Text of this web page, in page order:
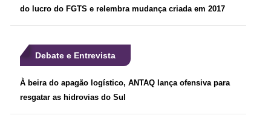
do lucro do FGTS e relembra mudança criada em 2017
Debate e Entrevista
À beira do apagão logístico, ANTAQ lança ofensiva para
resgatar as hidrovias do Sul